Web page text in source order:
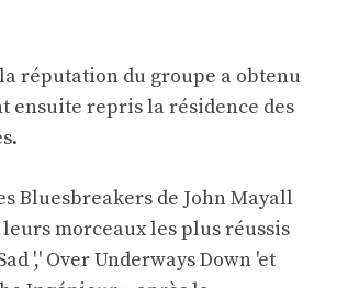
réputation du groupe a obtenu
ensuite repris la résidence des
Bluesbreakers de John Mayall
morceaux les plus réussis
',' Over Underways Down 'et